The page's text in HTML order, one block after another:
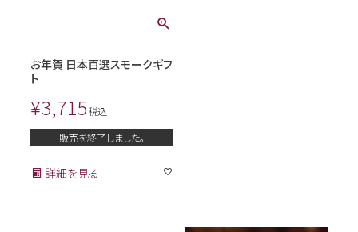
お年賀 日本百選スモークギフ
ト
¥3,715税込
販売を終了しました。
詳細を見る